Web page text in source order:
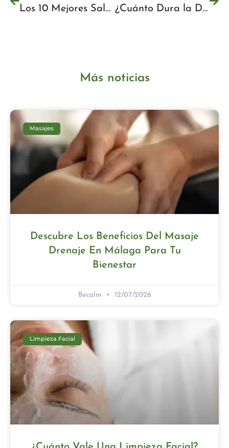
Los 10 Mejores Salones de Manicura y Pedicura en Málaga [2025] ¿Cuánto Dura la Depilación con Cera? | Guía Completa 2025
Más noticias
Masajes
Descubre Los Beneficios Del Masaje
Drenaje En Málaga Para Tu
Bienestar
Becalm 12/07/2026
Limpieza Facial